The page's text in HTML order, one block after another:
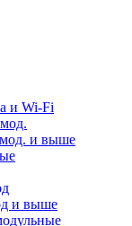
и Wi-Fi
и выше
и выше